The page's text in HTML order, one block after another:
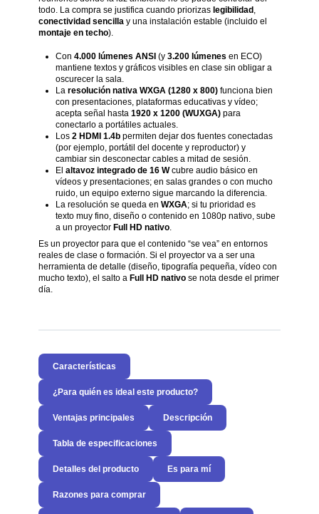
todo. La compra se justifica cuando priorizas legibilidad,
conectividad sencillay una instalación estable (incluido el
montaje en techo).
Con 4.000 lúmenes ANSI(y 3.200 lúmenes en ECO)
mantiene textos y gráficos visibles en clase sin obligar a
oscurecer la sala.
La resolución nativa WXGA (1280 x 800)funciona bien
con presentaciones, plataformas educativas y vídeo;
acepta señal hasta 1920 x 1200 (WUXGA)para
conectarlo a portátiles actuales.
Los 2 HDMI 1.4bpermiten dejar dos fuentes conectadas
(por ejemplo, portátil del docente y reproductor) y
cambiar sin desconectar cables a mitad de sesión.
El altavoz integrado de 16 Wcubre audio básico en
vídeos y presentaciones; en salas grandes o con mucho
ruido, un equipo externo sigue marcando la diferencia.
La resolución se queda en WXGA; si tu prioridad es
texto muy fino, diseño o contenido en 1080p nativo, sube
a un proyector Full HD nativo.
Es un proyector para que el contenido “se vea” en entornos
reales de clase o formación. Si el proyector va a ser una
herramienta de detalle (diseño, tipografía pequeña, vídeo con
mucho texto), el salto a Full HD nativose nota desde el primer
día.
Características
¿Para quién es ideal este producto?
Ventajas principales Descripción
Tabla de especificaciones
Detalles del producto Es para mí
Razones para comprar